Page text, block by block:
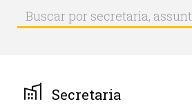
Buscar
Buscar
por
palavra-
chave
Secretaria